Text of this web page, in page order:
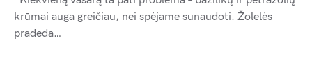
krūmai auga greičiau, nei spėjame sunaudoti. Žolelės
pradeda…